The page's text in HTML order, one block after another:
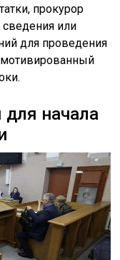
прокурор
или
для проведения
мотивированный
для начала